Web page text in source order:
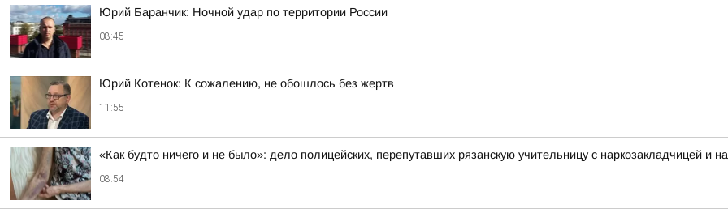
Юрий Баранчик: Ночной удар по территории России
08:45
Юрий Котенок: К сожалению, не обошлось без жертв
11:55
«Как будто ничего и не было»: дело полицейских, перепутавших рязанскую учительницу с наркозакладчицей и
08:54